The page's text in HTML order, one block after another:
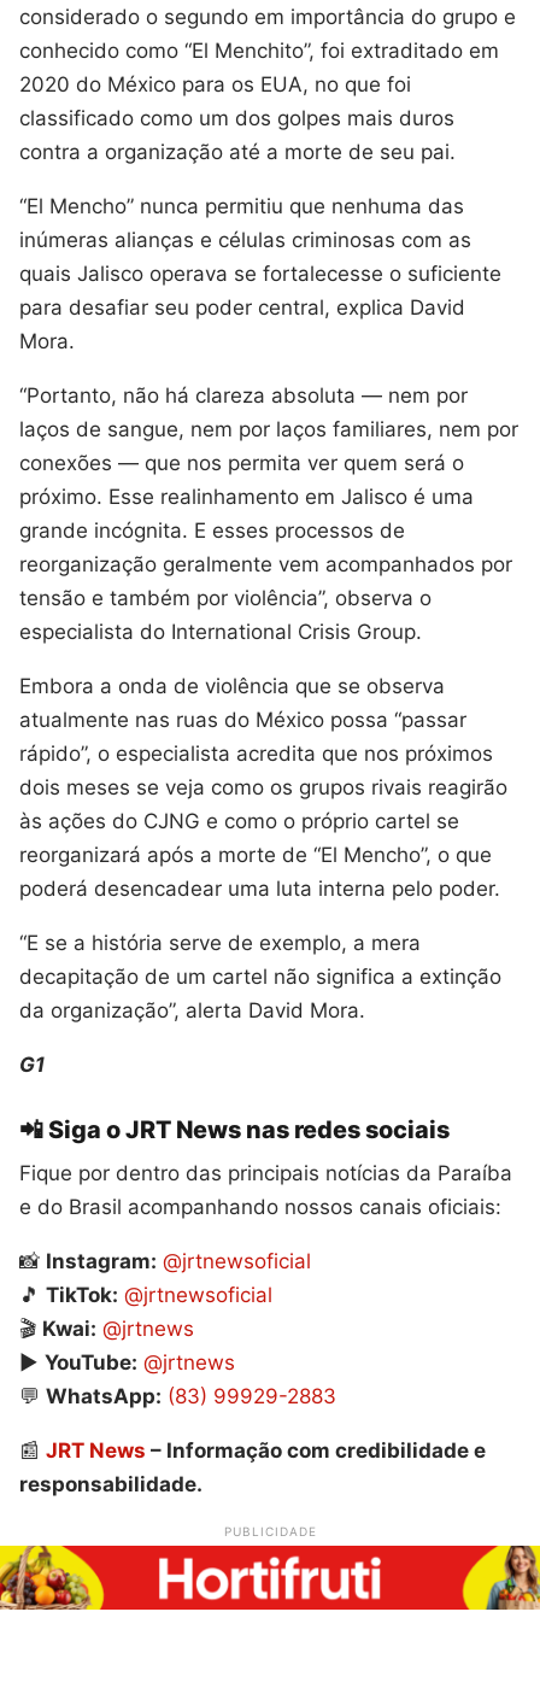
considerado o segundo em importância do grupo e
conhecido como “El Menchito”, foi extraditado em
2020 do México para os EUA, no que foi
classificado como um dos golpes mais duros
contra a organização até a morte de seu pai.
“El Mencho” nunca permitiu que nenhuma das
inúmeras alianças e células criminosas com as
quais Jalisco operava se fortalecesse o suficiente
para desafiar seu poder central, explica David
Mora.
“Portanto, não há clareza absoluta — nem por
laços de sangue, nem por laços familiares, nem por
conexões — que nos permita ver quem será o
próximo. Esse realinhamento em Jalisco é uma
grande incógnita. E esses processos de
reorganização geralmente vem acompanhados por
tensão e também por violência”, observa o
especialista do International Crisis Group.
Embora a onda de violência que se observa
atualmente nas ruas do México possa “passar
rápido”, o especialista acredita que nos próximos
dois meses se veja como os grupos rivais reagirão
às ações do CJNG e como o próprio cartel se
reorganizará após a morte de “El Mencho”, o que
poderá desencadear uma luta interna pelo poder.
“E se a história serve de exemplo, a mera
decapitação de um cartel não significa a extinção
da organização”, alerta David Mora.
G1
📲 Siga o JRT News nas redes sociais
Fique por dentro das principais notícias da Paraíba
e do Brasil acompanhando nossos canais oficiais:
📸 Instagram: @jrtnewsoficial
🎵 TikTok: @jrtnewsoficial
🎬 Kwai: @jrtnews
▶️ YouTube: @jrtnews
💬 WhatsApp: (83) 99929-2883
📰 JRT News – Informação com credibilidade e
responsabilidade.
PUBLICIDADE